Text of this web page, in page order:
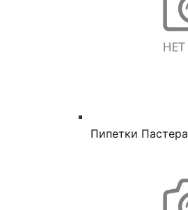
Пипетки Пастера